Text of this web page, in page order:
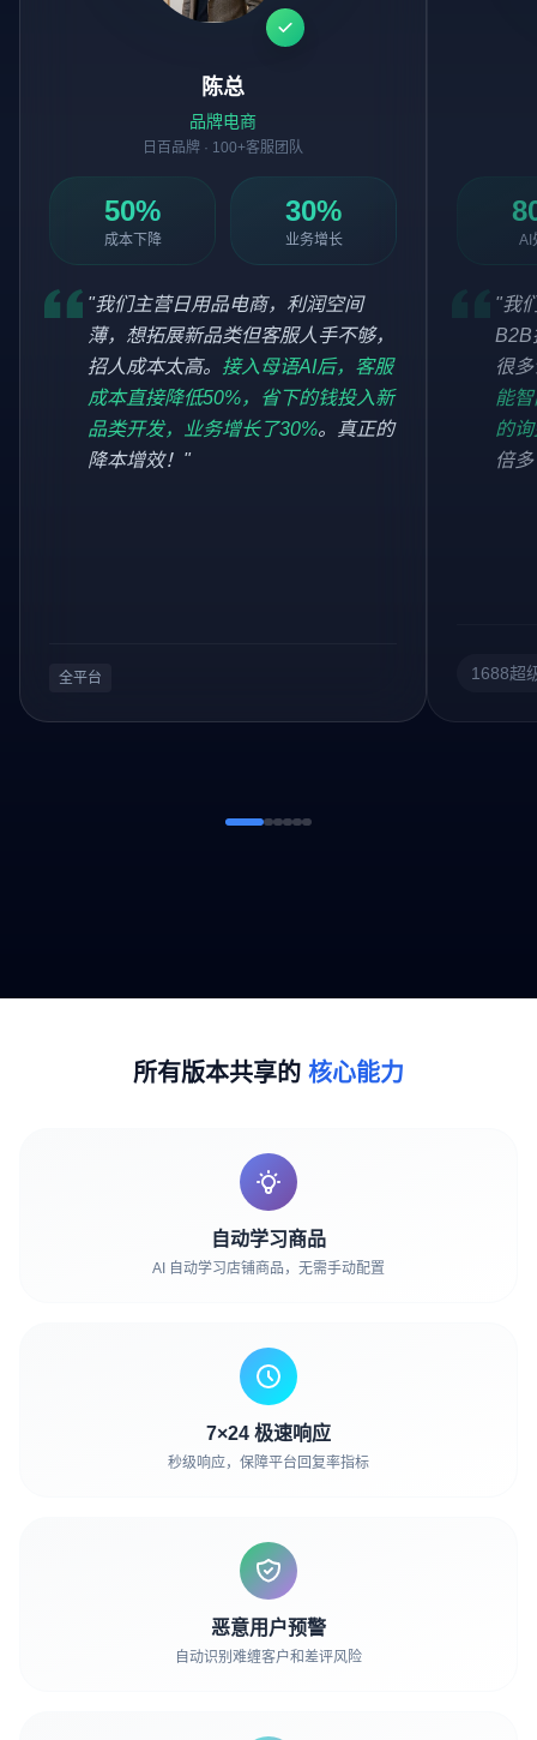
陈总
品牌电商
日百品牌 · 100+客服团队
50%
成本下降
30%
业务增长
"我们主营日用品电商，利润空间
薄，想拓展新品类但客服人手不够，
招人成本太高。 接入母语AI后，客服
成本直接降低50%，省下的钱投入新
品类开发，业务增长了30%。真正的
降本增效！"
全平台
AI
"我
B2B
很
能
的
倍
1688超
所有版本共享的 核心能力
自动学习商品
AI 自动学习店铺商品，无需手动配置
7×24 极速响应
秒级响应，保障平台回复率指标
恶意用户预警
自动识别难缠客户和差评风险